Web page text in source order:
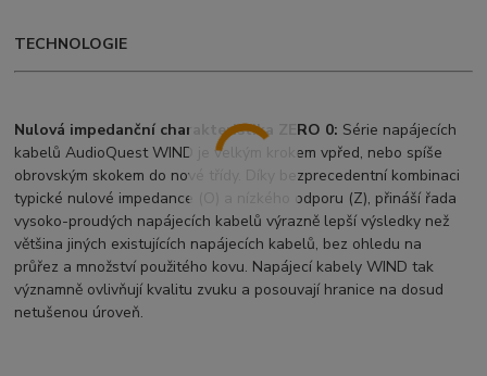
TECHNOLOGIE
Nulová impedanční charakteristika ZERO 0: Série napájecích
kabelů AudioQuest WIND je velkým krokem vpřed, nebo spíše
obrovským skokem do nové třídy. Díky bezprecedentní kombinaci
typické nulové impedance (O) a nízkého odporu (Z), přináší řada
vysoko-proudých napájecích kabelů výrazně lepší výsledky než
většina jiných existujících napájecích kabelů, bez ohledu na
průřez a množství použitého kovu. Napájecí kabely WIND tak
významně ovlivňují kvalitu zvuku a posouvají hranice na dosud
netušenou úroveň.